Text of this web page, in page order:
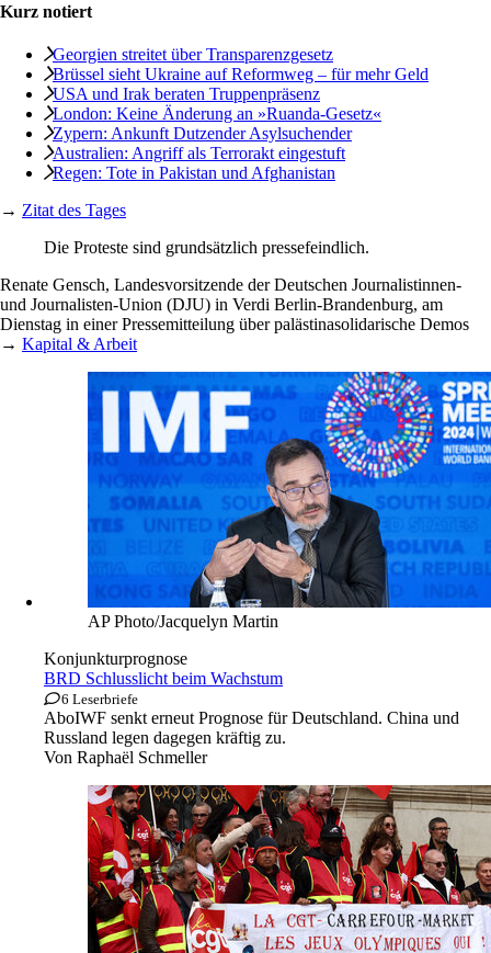
Kurz notiert
Georgien streitet über Transparenzgesetz
Brüssel sieht Ukraine auf Reformweg – für mehr Geld
USA und Irak beraten Truppenpräsenz
London: Keine Änderung an »Ruanda-Gesetz«
Zypern: Ankunft Dutzender Asylsuchender
Australien: Angriff als Terrorakt eingestuft
Regen: Tote in Pakistan und Afghanistan
→ Zitat des Tages
Die Proteste sind grundsätzlich pressefeindlich.
Renate Gensch, Landesvorsitzende der Deutschen Journalistinnen-
und Journalisten-Union (DJU) in Verdi Berlin-Brandenburg, am
Dienstag in einer Pressemitteilung über palästinasolidarische Demos
→ Kapital & Arbeit
AP Photo/Jacquelyn Martin
Konjunkturprognose
BRD Schlusslicht beim Wachstum
6 Leserbriefe
AboIWF senkt erneut Prognose für Deutschland. China und
Russland legen dagegen kräftig zu.
Von Raphaël Schmeller